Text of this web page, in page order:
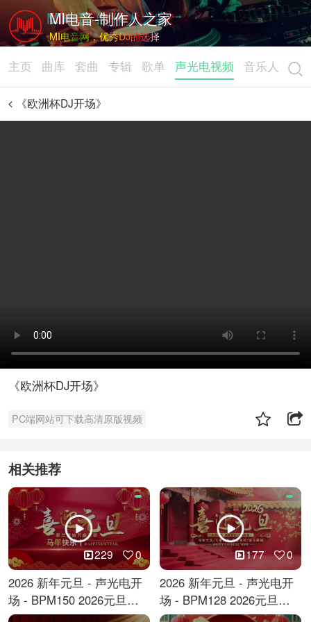
MI电音-制作人之家
MI电音网，优秀DJ的选择
主页 曲库 套曲 专辑 歌单 声光电视频 音乐人
《欧洲杯DJ开场》
《欧洲杯DJ开场》
PC端网站可下载高清原版视频
相关推荐
229 0
2026 新年元旦 - 声光电开
场 - BPM150 2026元旦跨
年倒计时
177 0
2026 新年元旦 - 声光电开
场 - BPM128 2026元旦马
年